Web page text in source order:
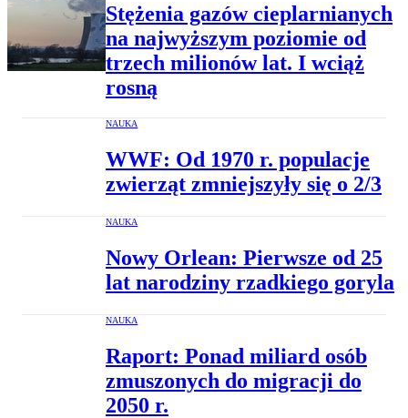
Stężenia gazów cieplarnianych
na najwyższym poziomie od
trzech milionów lat. I wciąż
rosną
NAUKA
WWF: Od 1970 r. populacje
zwierząt zmniejszyły się o 2/3
NAUKA
Nowy Orlean: Pierwsze od 25
lat narodziny rzadkiego goryla
NAUKA
Raport: Ponad miliard osób
zmuszonych do migracji do
2050 r.